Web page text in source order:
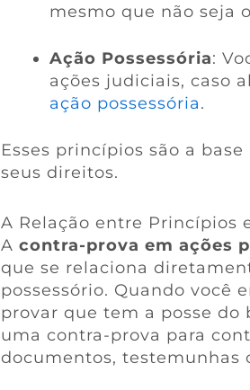
mesmo que não seja
Ação Possessória:
ações judiciais, caso
ação possessória.
Esses princípios são a
seus direitos.
A Relação entre Princípios
A contra-prova em ações
que se relaciona
possessório. Quando você
provar que tem a posse
uma contra-prova para
documentos, testemunhas